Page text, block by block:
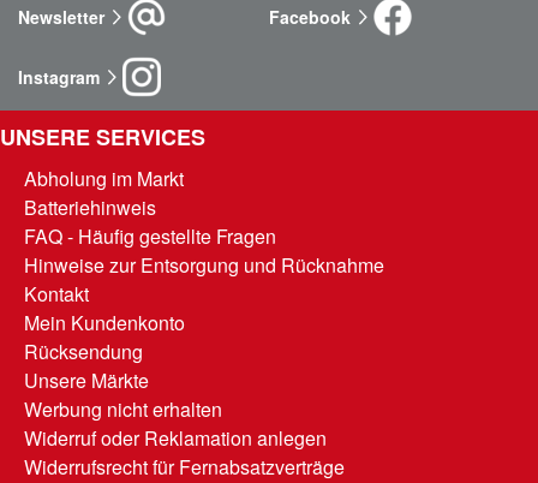
Newsletter Facebook
Instagram
UNSERE SERVICES
Abholung im Markt
Batteriehinweis
FAQ - Häufig gestellte Fragen
Hinweise zur Entsorgung und Rücknahme
Kontakt
Mein Kundenkonto
Rücksendung
Unsere Märkte
Werbung nicht erhalten
Widerruf oder Reklamation anlegen
Widerrufsrecht für Fernabsatzverträge